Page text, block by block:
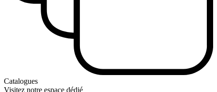
Catalogues
Visitez notre espace dédié